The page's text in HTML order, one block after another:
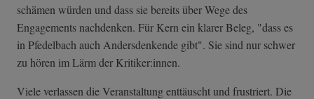
schämen würden und dass sie bereits über Wege des
Engagements nachdenken. Für Kern ein klarer Beleg, "dass es
in Pfedelbach auch Andersdenkende gibt". Sie sind nur schwer
zu hören im Lärm der Kritiker:innen.
Viele verlassen die Veranstaltung enttäuscht und frustriert. Die